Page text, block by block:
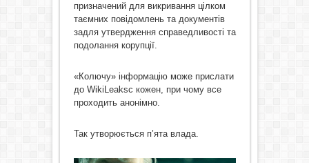
призначений для викривання цілком
таємних повідомлень та документів
задля утвердження справедливості та
подолання корупції.
«Колючу» інформацію може прислати
до WikiLeaksс кожен, при чому все
проходить анонімно.
Так утворюється п’ята влада.